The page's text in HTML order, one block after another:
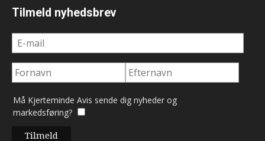
Tilmeld nyhedsbrev
Må Kjerteminde Avis sende dig nyheder og
markedsføring?